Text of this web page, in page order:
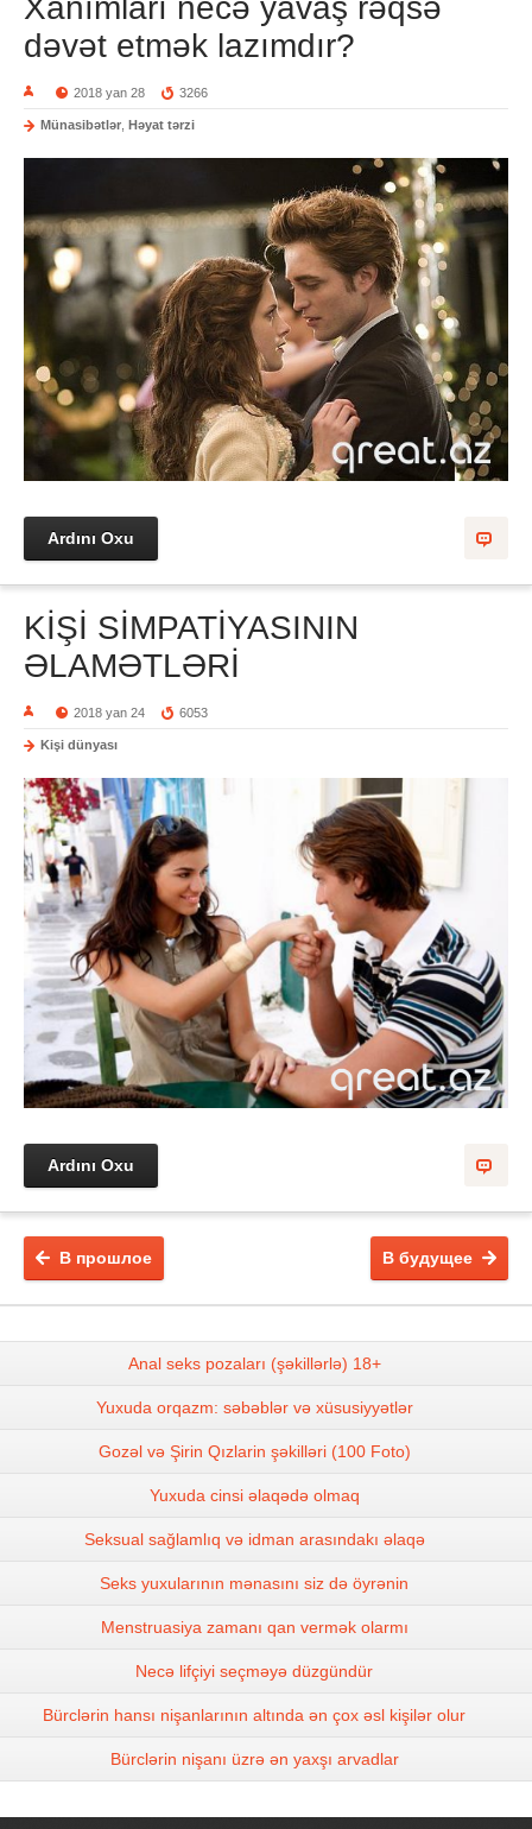
Xanımları necə yavaş rəqsə
dəvət etmək lazımdır?
2018 yan 28 3266
Münasibətlər Həyat tərzi
Ardını Oxu
KİŞİ SİMPATİYASININ
ƏLAMƏTLƏRİ
2018 yan 24 6053
Kişi dünyası
Ardını Oxu
В будущее
В прошлое
Anal seks pozaları (şəkillərlə) 18+
Yuxuda orqazm: səbəblər və xüsusiyyətlər
Gozəl və Şirin Qızlarin şəkilləri (100 Foto)
Yuxuda cinsi əlaqədə olmaq
Seksual sağlamlıq və idman arasındakı əlaqə
Seks yuxularının mənasını siz də öyrənin
Menstruasiya zamanı qan vermək olarmı
Necə lifçiyi seçməyə düzgündür
Bürclərin hansı nişanlarının altında ən çox əsl kişilər olur
Bürclərin nişanı üzrə ən yaxşı arvadlar